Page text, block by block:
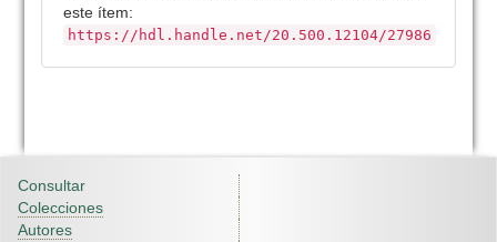
este ítem:
https://hdl.handle.net/20.500.12104/27986
Consultar
Colecciones
Autores